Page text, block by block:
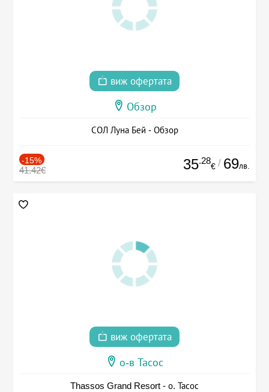
виж офертата
Обзор
СОЛ Луна Бей - Обзор
-15%
41.42€ 35.28
€ / 69лв.
виж офертата
о-в Тасос
Thassos Grand Resort - о. Тасос